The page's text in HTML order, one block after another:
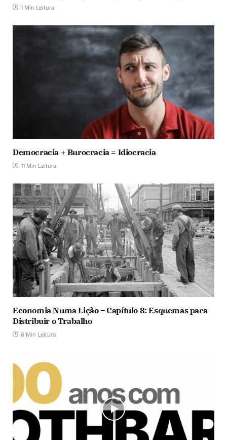
1 Min Leitura
Democracia + Burocracia = Idiocracia
11 Min Leitura
Economia Numa Lição – Capítulo 8: Esquemas para
Distribuir o Trabalho
6 Min Leitura